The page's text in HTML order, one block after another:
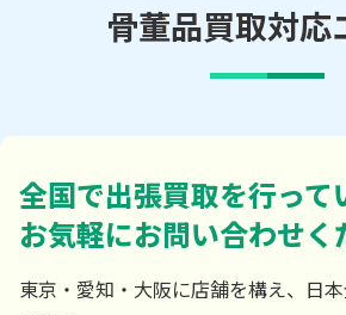
骨董品買取対応
全国で出張買取を行って
お気軽にお問い合わせく
東京・愛知・大阪に店舗を構え、日